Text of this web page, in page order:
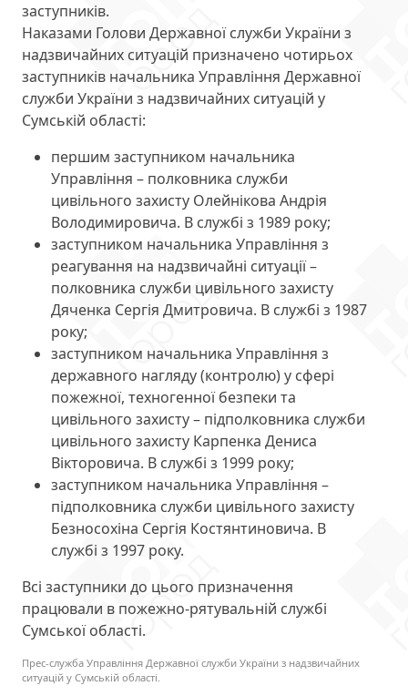
заступників.
Наказами Голови Державної служби України з
надзвичайних ситуацій призначено чотирьох
заступників начальника Управління Державної
служби України з надзвичайних ситуацій у
Сумській області:
першим заступником начальника
Управління – полковника служби
цивільного захисту Олейнікова Андрія
Володимировича. В службі з 1989 року;
заступником начальника Управління з
реагування на надзвичайні ситуації –
полковника служби цивільного захисту
Дяченка Сергія Дмитровича. В службі з 1987
року;
заступником начальника Управління з
державного нагляду (контролю) у сфері
пожежної, техногенної безпеки та
цивільного захисту – підполковника служби
цивільного захисту Карпенка Дениса
Вікторовича. В службі з 1999 року;
заступником начальника Управління –
підполковника служби цивільного захисту
Безносохіна Сергія Костянтиновича. В
службі з 1997 року.
Всі заступники до цього призначення
працювали в пожежно-рятувальній службі
Сумської області.
Прес-служба Управління Державної служби України з надзвичайних
ситуацій у Сумській області.